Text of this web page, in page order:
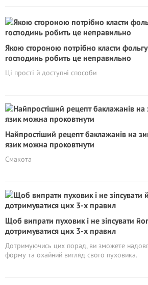
Якою стороною потрібно класти фольгу
господинь робить це неправильно
Ці прості й доступні способи
Найпростіший рецепт баклажанів на
язик можна проковтнути
Смакота
Щоб випрати пуховик і не зіпсувати
дотримуватися цих 3-х правил
Дотримуючись цих порад, ви зможете
форму та охайний вигляд свого пуховика.